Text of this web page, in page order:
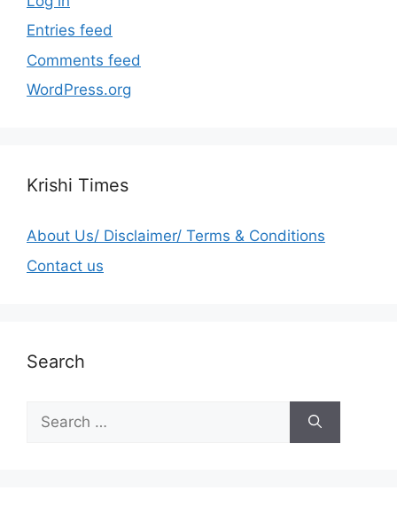
Entries feed
Comments feed
WordPress.org
Krishi Times
About Us/ Disclaimer/ Terms & Conditions
Contact us
Search